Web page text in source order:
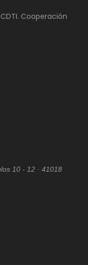
Cooperación
10 - 12 · 41018